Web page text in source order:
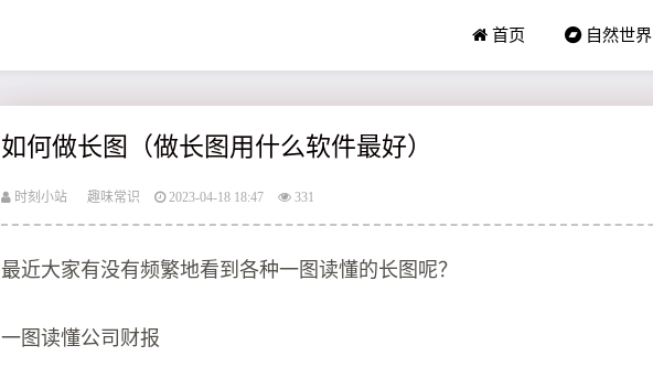
首页 自然世界
如何做长图（做长图用什么软件最好）
时刻小站 趣味常识 2023-04-18 18:47 331
最近大家有没有频繁地看到各种一图读懂的长图呢？
一图读懂公司财报